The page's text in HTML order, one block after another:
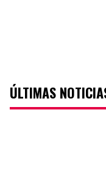
ÚLTIMAS